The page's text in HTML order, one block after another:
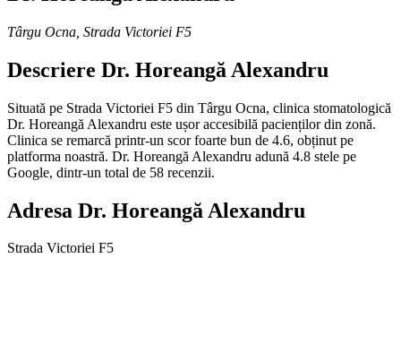
Târgu Ocna Strada Victoriei F5
Descriere Dr. Horeangă Alexandru
Situată pe Strada Victoriei F5 din Târgu Ocna, clinica stomatologică
Dr. Horeangă Alexandru este ușor accesibilă pacienților din zonă.
Clinica se remarcă printr-un scor foarte bun de 4.6, obținut pe
platforma noastră. Dr. Horeangă Alexandru adună 4.8 stele pe
Google, dintr-un total de 58 recenzii.
Adresa Dr. Horeangă Alexandru
Strada Victoriei F5